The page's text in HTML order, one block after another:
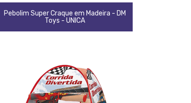
Pebolim Super Craque em Madeira - DM
Toys - UNICA